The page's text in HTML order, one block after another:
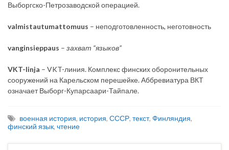
Выборгско-Петрозаводской операцией.
valmistautumattomuus – неподготовленность, неготовность
vanginsieppaus – захват “языков”
VKT-linja – VKT-линия. Комплекс финских оборонительных
сооружений на Карельском перешейке. Аббревиатура ВКТ
означает Выборг-Купарсаари-Тайпале.
военная история, история, СССР, текст, Финляндия,
финский язык, чтение